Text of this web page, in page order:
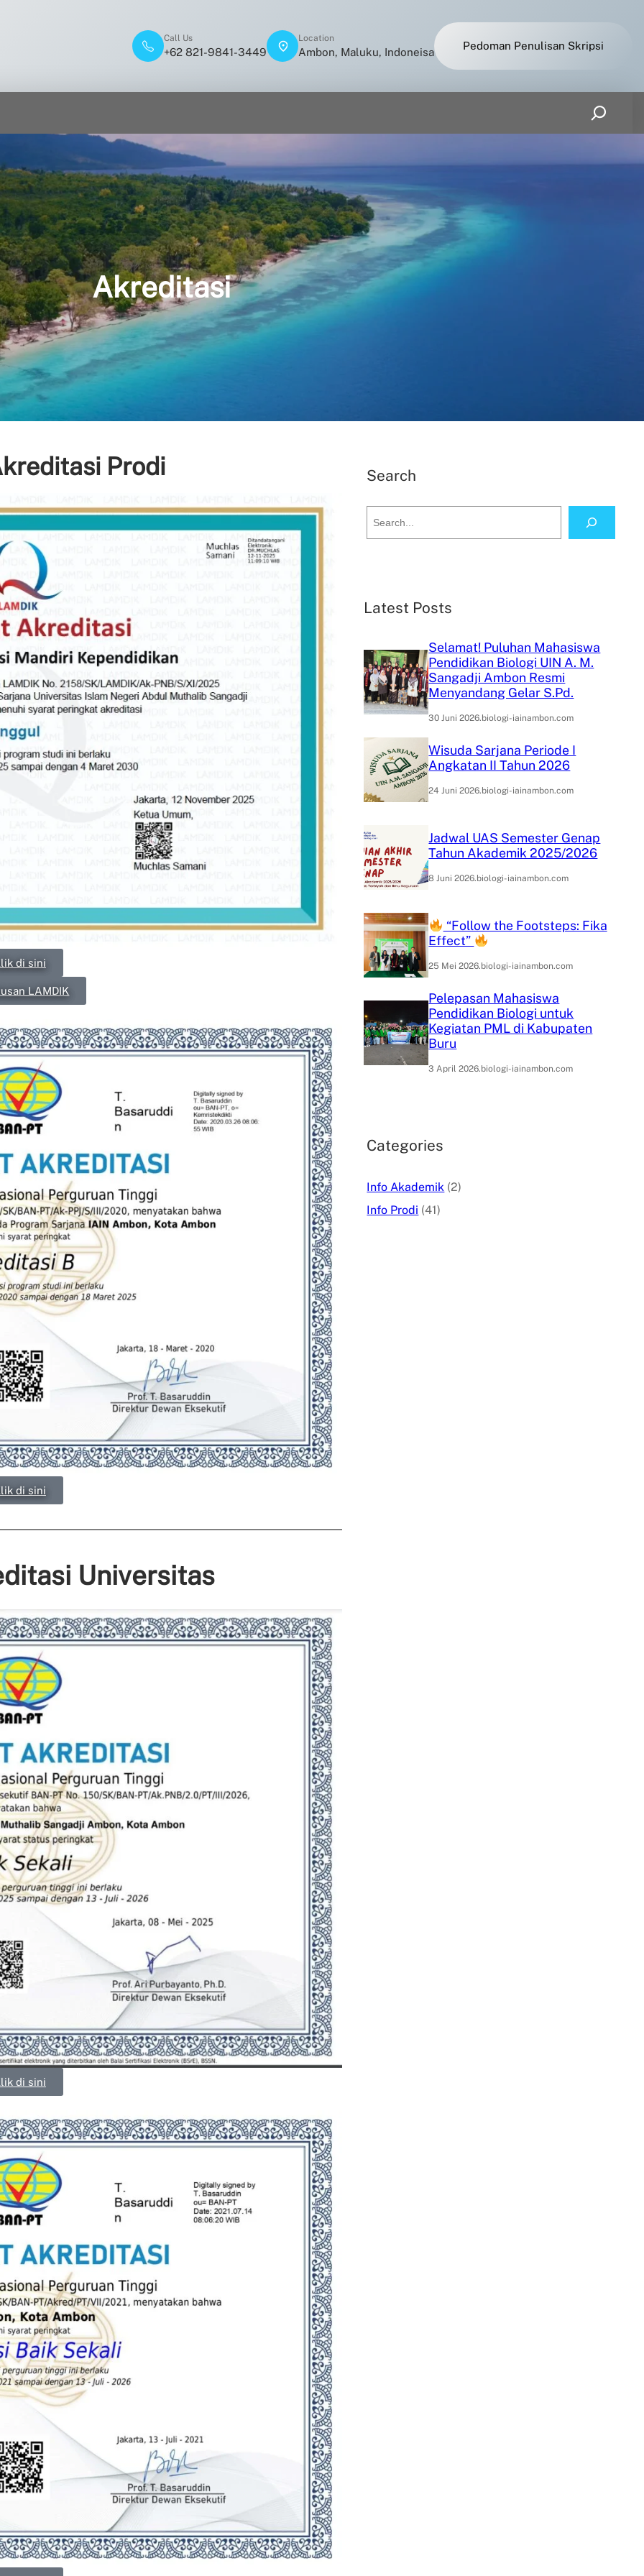
Call Us
+62 821-9841-3449
Location
Ambon, Maluku, Indoneisa
Pedoman Penulisan Skripsi
Akreditasi
Prodi
di sini
LAMDIK
di sini
Universitas
di sini
Search
Latest Posts
Selamat! Puluhan Mahasiswa
Pendidikan Biologi UIN A. M.
Sangadji Ambon Resmi
Menyandang Gelar S.Pd.
30 Juni 2026.biologi-iainambon.com
Wisuda Sarjana Periode I
Angkatan II Tahun 2026
24 Juni 2026.biologi-iainambon.com
Jadwal UAS Semester Genap
Tahun Akademik 2025/2026
8 Juni 2026.biologi-iainambon.com
“Follow the Footsteps: Fika
Effect”
25 Mei 2026.biologi-iainambon.com
Pelepasan Mahasiswa
Pendidikan Biologi untuk
Kegiatan PML di Kabupaten
Buru
3 April 2026.biologi-iainambon.com
Categories
Info Akademik (2)
Info Prodi (41)